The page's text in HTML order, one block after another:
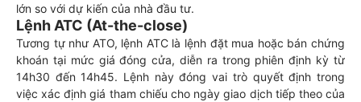
lớn so với dự kiến của nhà đầu tư.
Lệnh ATC (At-the-close)
Tương tự như ATO, lệnh ATC là lệnh đặt mua hoặc bán chứng
khoán tại mức giá đóng cửa, diễn ra trong phiên định kỳ từ
14h30 đến 14h45. Lệnh này đóng vai trò quyết định trong
việc xác định giá tham chiếu cho ngày giao dịch tiếp theo của